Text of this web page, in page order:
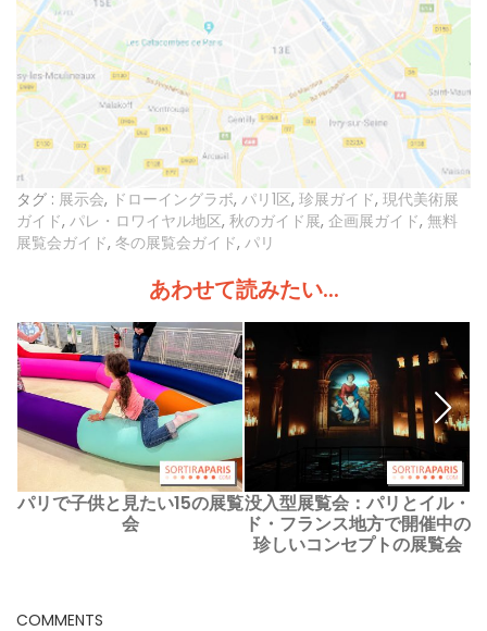
タグ : 展示会, ドローイングラボ, パリ1区, 珍展ガイド, 現代美術展
ガイド, パレ・ロワイヤル地区, 秋のガイド展, 企画展ガイド, 無料
展覧会ガイド, 冬の展覧会ガイド, パリ
あわせて読みたい...
パリで子供と見たい15の展覧
会
没入型展覧会：パリとイル・
ド・フランス地方で開催中の
珍しいコンセプトの展覧会
COMMENTS